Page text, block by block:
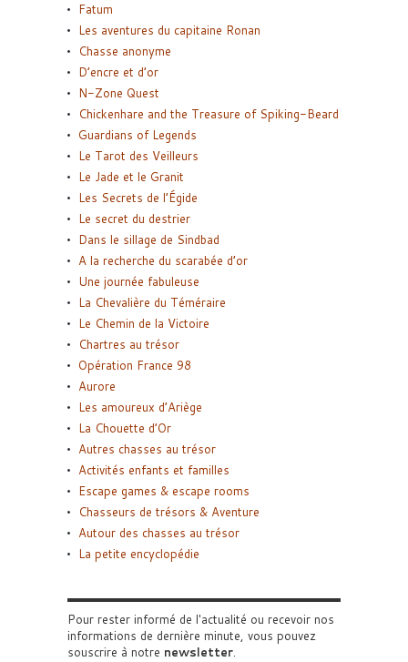
Fatum
Les aventures du capitaine Ronan
Chasse anonyme
D’encre et d’or
N-Zone Quest
Chickenhare and the Treasure of Spiking-Beard
Guardians of Legends
Le Tarot des Veilleurs
Le Jade et le Granit
Les Secrets de l’Égide
Le secret du destrier
Dans le sillage de Sindbad
A la recherche du scarabée d’or
Une journée fabuleuse
La Chevalière du Téméraire
Le Chemin de la Victoire
Chartres au trésor
Opération France 98
Aurore
Les amoureux d’Ariège
La Chouette d’Or
Autres chasses au trésor
Activités enfants et familles
Escape games & escape rooms
Chasseurs de trésors & Aventure
Autour des chasses au trésor
La petite encyclopédie
Pour rester informé de l'actualité ou recevoir nos
informations de dernière minute, vous pouvez
souscrire à notre newsletter.